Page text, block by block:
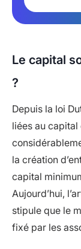
Le capital
?
Depuis la loi
liées au capital
la création
capital
Aujourd’hui,
stipule que le
fixé par les